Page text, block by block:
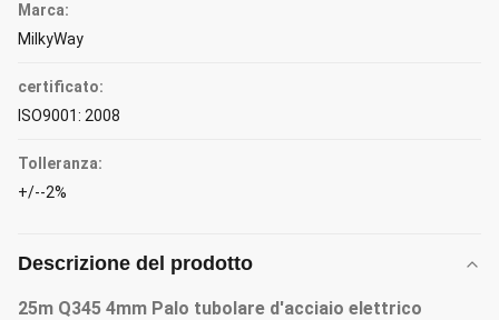
Marca:
MilkyWay
certificato:
ISO9001: 2008
Tolleranza:
+/--2%
Descrizione del prodotto
25m Q345 4mm Palo tubolare d'acciaio elettrico